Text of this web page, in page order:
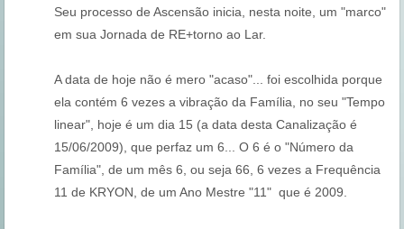
Seu processo de Ascensão inicia, nesta noite, um "marco"
em sua Jornada de RE+torno ao Lar.
A data de hoje não é mero "acaso"... foi escolhida porque
ela contém 6 vezes a vibração da Família, no seu "Tempo
linear", hoje é um dia 15 (a data desta Canalização é
15/06/2009), que perfaz um 6... O 6 é o "Número da
Família", de um mês 6, ou seja 66, 6 vezes a Frequência
11 de KRYON, de um Ano Mestre "11" que é 2009.